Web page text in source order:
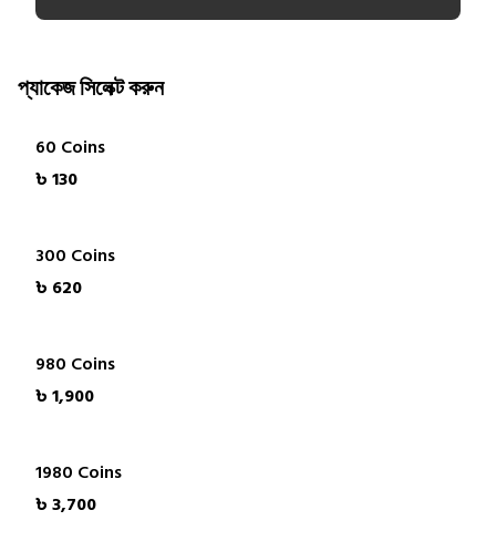
প্যাকেজ সিলেক্ট করুন
60 Coins
৳ 130
300 Coins
৳ 620
980 Coins
৳ 1,900
1980 Coins
৳ 3,700